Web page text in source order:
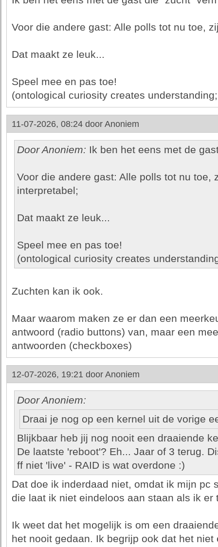
Voor die andere gast: Alle polls tot nu toe,
Dat maakt ze leuk...
Speel mee en pas toe!
(ontological curiosity creates
11-07-2026, 08:24 door Anoniem
Door Anoniem: Ik ben het eens met de
Voor die andere gast: Alle polls tot nu toe,
interpretabel;
Dat maakt ze leuk...
Speel mee en pas toe!
(ontological curiosity creates
Zuchten kan ik ook.
Maar waarom maken ze er dan een
antwoord (radio buttons) van, maar een
antwoorden (checkboxes)
12-07-2026, 19:21 door Anoniem
Door Anoniem:
Draai je nog op een kernel uit de vorige
Blijkbaar heb jij nog nooit een draaiende
De laatste 'reboot'? Eh... Jaar of 3 terug.
ff niet 'live' - RAID is wat overdone :)
Dat doe ik inderdaad niet, omdat ik mijn pc
die laat ik niet eindeloos aan staan als ik er
Ik weet dat het mogelijk is om een
het nooit gedaan. Ik begrijp ook dat het